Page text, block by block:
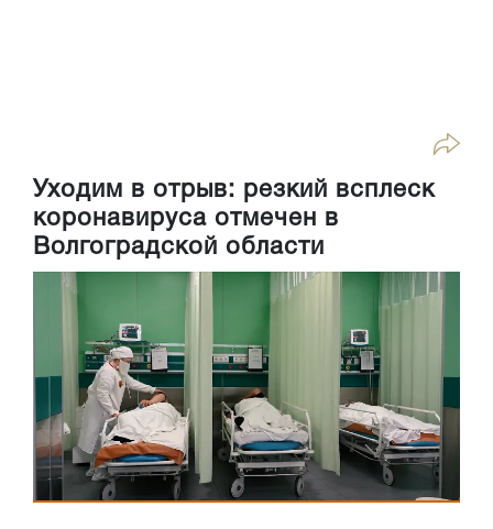
Уходим в отрыв: резкий всплеск
коронавируса отмечен в
Волгоградской области